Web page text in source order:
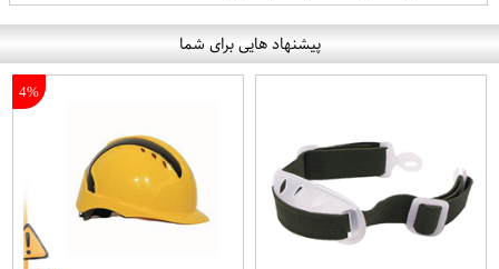
پیشنهاد هایی برای شما
4%